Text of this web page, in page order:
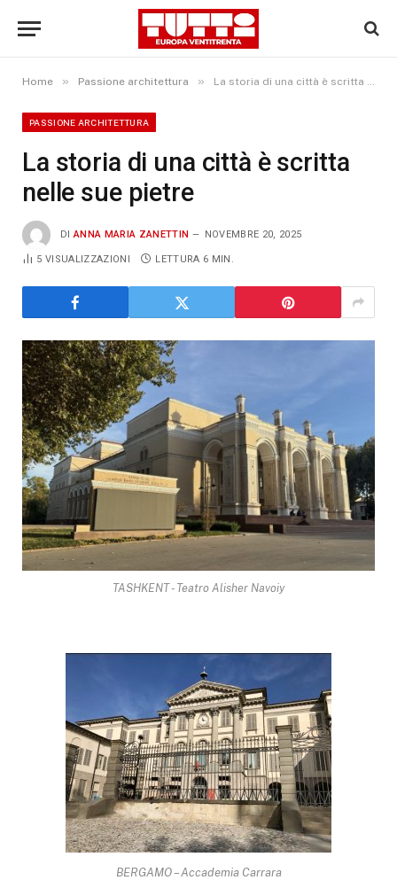
Home » Passione architettura » La storia di una città è scritta nelle sue pietre
PASSIONE ARCHITETTURA
La storia di una città è scritta
nelle sue pietre
DI ANNA MARIA ZANETTIN NOVEMBRE 20, 2025
5VISUALIZZAZIONI LETTURA 6 MIN.
TASHKENT - Teatro Alisher Navoiy
BERGAMO – Accademia Carrara